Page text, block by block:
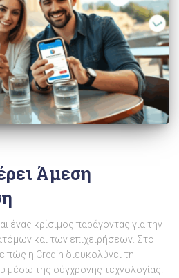
Άμεση
ένας κρίσιμος παράγοντας για την
και των επιχειρήσεων. Στο
πώς η Credin διευκολύνει τη
μέσω της σύγχρονης τεχνολογίας.